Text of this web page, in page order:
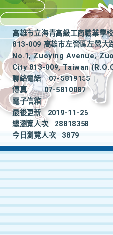
高雄市立海青高級工商職業學校
813-009 高雄市左營區左營大
No.1, Zuoying Avenue,
City 813-009, Taiwan
聯絡電話
07-5819155
|
傳真
07-5810087
電子信箱
最後更新
2019-11-26
總瀏覽人次
28818358
今日瀏覽人次
3879